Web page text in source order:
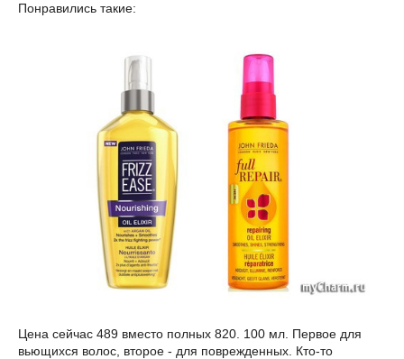
Понравились такие:
Цена сейчас 489 вместо полных 820. 100 мл. Первое для
вьющихся волос, второе - для поврежденных. Кто-то